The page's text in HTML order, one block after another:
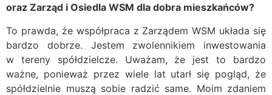
oraz Zarząd i Osiedla WSM dla dobra mieszkańców?
To prawda, że współpraca z Zarządem WSM układa się
bardzo dobrze. Jestem zwolennikiem inwestowania
w tereny spółdzielcze. Uważam, że jest to bardzo
ważne, ponieważ przez wiele lat utarł się pogląd, że
spółdzielnie muszą sobie radzić same. Moim zdaniem